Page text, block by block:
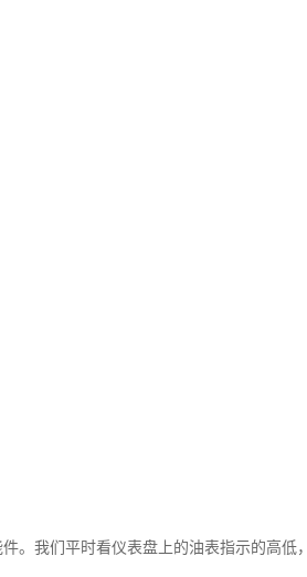
。我们平时看仪表盘上的油表指示的高低